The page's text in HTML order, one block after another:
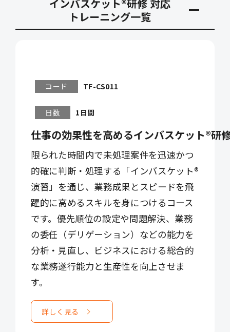
インバスケット®研修 対応
トレーニング一覧
コード TF-CS011
日数 1日間
仕事の効果性を高めるインバスケット®研
限られた時間内で未処理案件を迅速かつ
的確に判断・処理する「インバスケット®
演習」を通じ、業務成果とスピードを飛
躍的に高めるスキルを身につけるコース
です。優先順位の設定や問題解決、業務
の委任（デリゲーション）などの能力を
分析・見直し、ビジネスにおける総合的
な業務遂行能力と生産性を向上させま
す。
詳しく見る